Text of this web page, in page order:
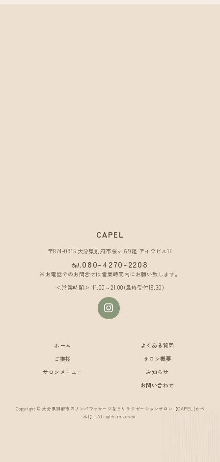
CAPEL
〒874-0915 大分県別府市桜ヶ丘9組 アイワビル1F
tel.080-4270-2208
※お電話でのお問合せは営業時間内にお願い致します。
営業時間
11:00～21:00(最終受付19:30)
ホーム
ご挨拶
サロンメニュー
よくある質問
サロン概要
お知らせ
お問い合わせ
Copyright © 大分県別府市のリンパマッサージならリラクゼーションサロン【CAPEL(カペ
ル)】. All rights reserved.